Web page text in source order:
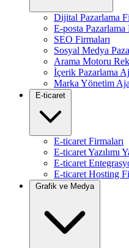
Dijital Pazarlama
E-posta Pazarlama
SEO Firmaları
Sosyal Medya
Arama Motoru
İçerik Pazarlama
Marka Yönetim
E-ticaret
E-ticaret Firmaları
E-ticaret Yazılımı
E-ticaret
E-ticaret Hosting
Grafik ve Medya